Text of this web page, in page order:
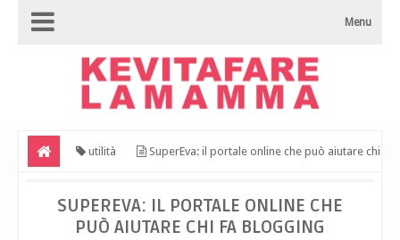
Menu
utilità SuperEva: il portale online che può aiutare chi
SUPEREVA: IL PORTALE ONLINE CHE
PUÒ AIUTARE CHI FA BLOGGING